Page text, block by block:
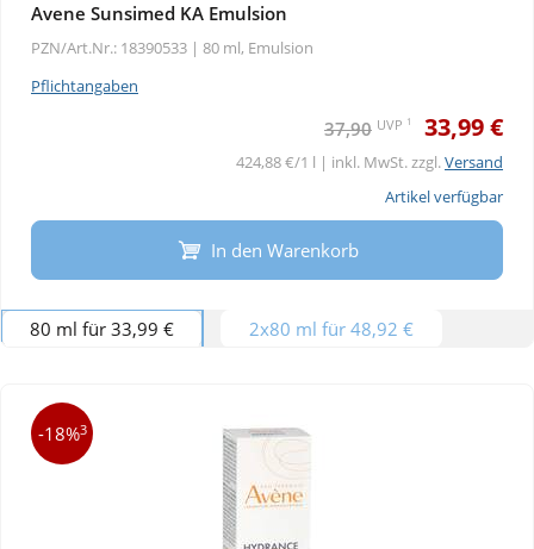
Avene Sunsimed KA Emulsion
PZN/Art.Nr.: 18390533 | 80 ml, Emulsion
Pflichtangaben
37,90 UVP 1 33,99 €
424,88 €/1 l | inkl. MwSt. zzgl.Versand
Artikel verfügbar
In den Warenkorb
80 ml für 33,99 € 2x80 ml für 48,92 €
-18%3